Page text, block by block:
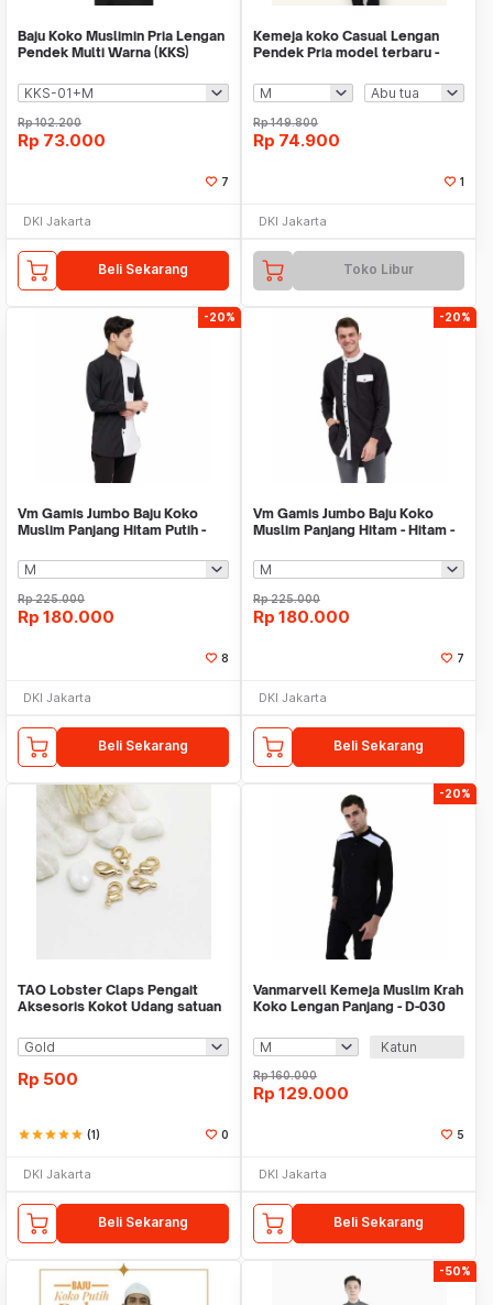
Baju Koko Muslimin Pria Lengan
Pendek Multi Warna (KKS)
Rp102.200
Rp 73.000
7
DKI Jakarta
Beli Sekarang
Kemeja koko Casual Lengan
Pendek Pria model terbaru -
Rp149.800
Rp 74.900
1
DKI Jakarta
Toko Libur
-20%
Vm Gamis Jumbo Baju Koko
Muslim Panjang Hitam Putih -
Rp225.000
Rp 180.000
8
DKI Jakarta
Beli Sekarang
-20%
Vm Gamis Jumbo Baju Koko
Muslim Panjang Hitam - Hitam -
Rp225.000
Rp 180.000
7
DKI Jakarta
Beli Sekarang
TAO Lobster Claps Pengait
Aksesoris Kokot Udang satuan
Rp 500
starstarstarstarstar (1) 0
DKI Jakarta
Beli Sekarang
-20%
Vanmarvell Kemeja Muslim Krah
Koko Lengan Panjang - D-030
Katun
Rp160.000
Rp 129.000
5
DKI Jakarta
Beli Sekarang
-50%